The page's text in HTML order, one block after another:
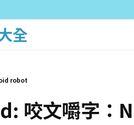
全
robot
咬文嚼字